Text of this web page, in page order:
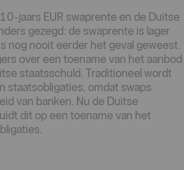
jaars EUR swaprente en de Duitse
gezegd: de swaprente is lager
nog nooit eerder het geval geweest.
over een toename van het aanbod
staatsschuld. Traditioneel wordt
staatsobligaties, omdat swaps
van banken. Nu de Duitse
dit op een toename van het